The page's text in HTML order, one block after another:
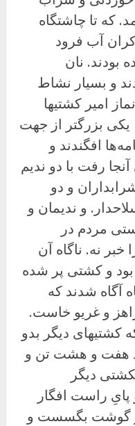
که تا چاشتگاه
آب فرود
بودند. نان
و بسیار نشاط
امیر کشتیها
یکی بزرگتر از جهت
افگندند و
رفت با دو ندیم
و دو
و ندیمان و
مردم در
نه. ناگاه آن
بود و کشتی پر شده
آگاه شدند که
و غریو خاست.
کشتیهای دیگر بدو
هفت و هشت تن و
دیگر
پایِ راست افگار
گوشت بگسست و